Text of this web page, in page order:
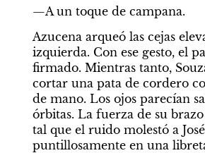
—A un toque de campana.
Azucena arqueó las cejas
izquierda. Con ese gesto, el
firmado. Mientras tanto,
cortar una pata de cordero
de mano. Los ojos parecían
órbitas. La fuerza de su
tal que el ruido molestó a
puntillosamente en una